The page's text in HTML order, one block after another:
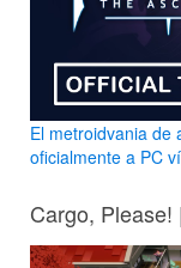
El metroidvania de
oficialmente a PC
Cargo, Please!